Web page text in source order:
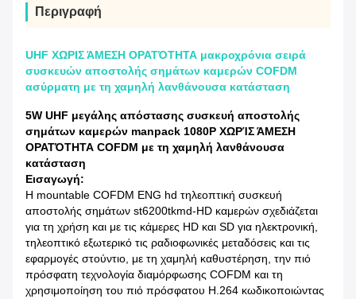
Περιγραφή
UHF ΧΩΡΙΣ ΆΜΕΣΗ ΟΡΑΤΌΤΗΤΑ μακροχρόνια σειρά
συσκευών αποστολής σημάτων καμερών COFDM
ασύρματη με τη χαμηλή λανθάνουσα κατάσταση
5W UHF μεγάλης απόστασης συσκευή αποστολής
σημάτων καμερών manpack 1080P ΧΩΡΊΣ ΆΜΕΣΗ
ΟΡΑΤΌΤΗΤΑ COFDM με τη χαμηλή λανθάνουσα
κατάσταση
Εισαγωγή:
Η mountable COFDM ENG hd τηλεοπτική συσκευή
αποστολής σημάτων st6200tkmd-HD καμερών σχεδιάζεται
για τη χρήση και με τις κάμερες HD και SD για ηλεκτρονική,
τηλεοπτικό εξωτερικό τις ραδιοφωνικές μεταδόσεις και τις
εφαρμογές στούντιο, με τη χαμηλή καθυστέρηση, την πιό
πρόσφατη τεχνολογία διαμόρφωσης COFDM και τη
χρησιμοποίηση του πιό πρόσφατου H.264 κωδικοποιώντας